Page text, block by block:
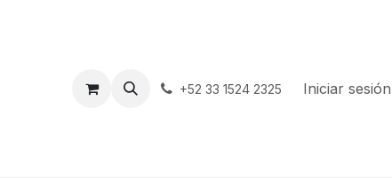
Contáctenos+52 33 1524 2325 Iniciar sesión